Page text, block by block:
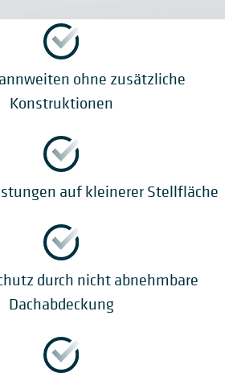
ohne zusätzliche
Konstruktionen
auf kleinerer Stellfläche
durch nicht abnehmbare
Dachabdeckung